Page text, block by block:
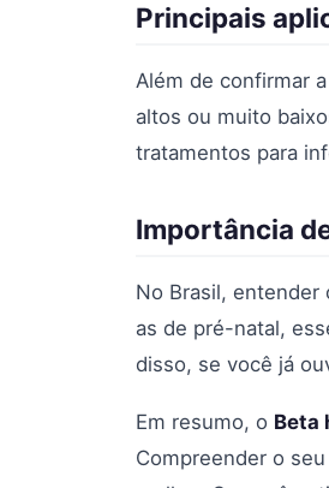
Principais
Além de confirmar
altos ou muito
tratamentos para
Importância
No Brasil, entender
as de pré-natal,
disso, se você já
Em resumo, o Beta
Compreender o